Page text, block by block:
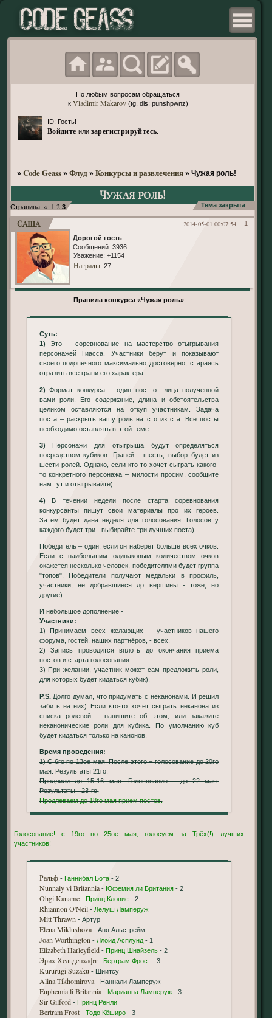
По любым вопросам обращаться
к Vladimir Makarov(tg, dis: punshpwnz)
ID: Гость!
Войдите или зарегистрируйтесь
» Code Geass » Флуд » Конкурсы и развлечения » Чужая роль!
Чужая роль!
Страница: « 1 2 3 Тема закрыта
1
2014-05-01 00:07:54
Саша
Дорогой гость
Сообщений: 3936
Уважение: +1154
Награды: 27
Правила конкурса «Чужая роль»
Суть:
1) Это – соревнование на мастерство отыгрывания
персонажей Гиасса. Участники берут и показывают
своего подопечного максимально достоверно, стараясь
отразить все грани его характера.
2) Формат конкурса – один пост от лица полученной
вами роли. Его содержание, длина и обстоятельства
целиком оставляются на откуп участникам. Задача
поста – раскрыть вашу роль на сто из ста. Все посты
необходимо оставлять в этой теме.
3) Персонажи для отыгрыша будут определяться
посредством кубиков. Граней - шесть, выбор будет из
шести ролей. Однако, если кто-то хочет сыграть какого-
то конкретного персонажа – милости просим, сообщите
нам тут и отыгрывайте)
4) В течении недели после старта соревнования
конкурсанты пишут свои материалы про их героев.
Затем будет дана неделя для голосования. Голосов у
каждого будет три - выбирайте три лучших поста)
Победитель – один, если он наберёт больше всех очков.
Если с наибольшим одинаковым количеством очков
окажется несколько человек, победителями будет группа
"топов". Победители получают медальки в профиль,
участники, не добравшиеся до вершины - тоже, но
другие)
И небольшое дополнение -
Участники:
1) Принимаем всех желающих – участников нашего
форума, гостей, наших партнёров, - всех.
2) Запись проводится вплоть до окончания приёма
постов и старта голосования.
3) При желании, участник может сам предложить роли,
для которых будет кидаться кубик).
P.S.Долго думал, что придумать с неканонами. И решил
забить на них) Если кто-то хочет сыграть неканона из
списка ролевой - напишите об этом, или закажите
неканонические роли для кубика. По умолчанию куб
будет кидаться только на канонов.
Время проведения:
1) С 6го по 13ое мая. После этого – голосование до 20го
мая. Результаты 21го.
Продлили до 15-16 мая. Голосование - до 22 мая.
Результаты - 23-го.
Продлеваем до 18го мая приём постов.
Голосование! с 19го по 25ое мая, голосуем за Трёх(!) лучших
участников!
Ральф- Ганнибал Бота- 2
Nunnaly vi Britannia- Юфемия ли Британия- 2
Ohgi Kaname- Принц Кловис - 2
Rhiannon O'Neil - Лелуш Ламперуж
Mitt Thrawn - Артур
Elena Miklushova- Аня Альстрейм
Joan Worthington - Ллойд Асплунд- 1
Elizabeth Harleyfield - Принц Шнайзель- 2
Эрих Хельденхафт- Бертрам Фрост- 3
Kururugi Suzaku - Шиитсу
Alina Tikhomirova- Наннали Ламперуж
Euphemia li Britannia- Марианна Ламперуж- 3
Sir Gilford - Принц Ренли
Bertram Frost- Тодо Кёширо- 3